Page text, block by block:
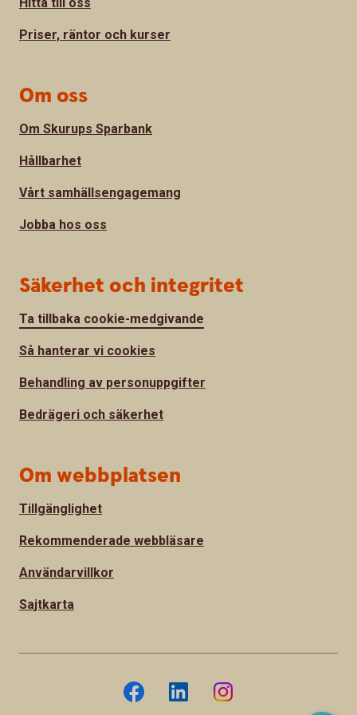
Priser, räntor och kurser
Om oss
Om Skurups Sparbank
Hållbarhet
Vårt samhällsengagemang
Jobba hos oss
Säkerhet och integritet
Ta tillbaka cookie-medgivande
Så hanterar vi cookies
Behandling av personuppgifter
Bedrägeri och säkerhet
Om webbplatsen
Tillgänglighet
Rekommenderade webbläsare
Användarvillkor
Sajtkarta